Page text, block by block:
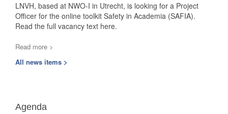
LNVH, based at NWO-I in Utrecht, is looking for a Project
Officer for the online toolkit Safety in Academia (SAFIA).
Read the full vacancy text here.
Read more >
All news items >
Agenda